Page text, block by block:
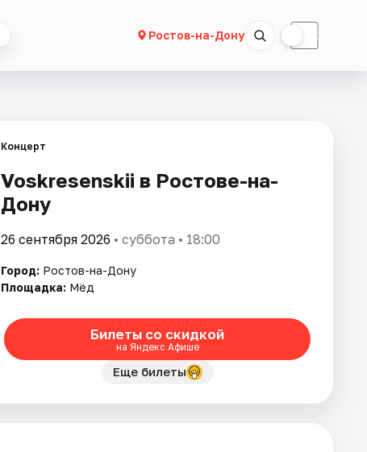
Ростов-на-Дону ☾
Концерт
Voskresenskii в Ростове-на-
Дону
26 сентября 2026 • суббота • 18:00
Город: Ростов-на-Дону
Площадка: Мёд
Билеты со скидкой
на Яндекс Афише
Еще билеты